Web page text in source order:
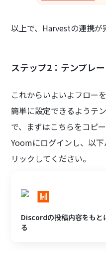
以上で、Harvestの連携が
ステップ2：テンプレ
これからいよいよフロー
簡単に設定できるようテ
で、まずはこちらをコピー
Yoomにログインし、以
リックしてください。
Discordの投稿内容をも
る